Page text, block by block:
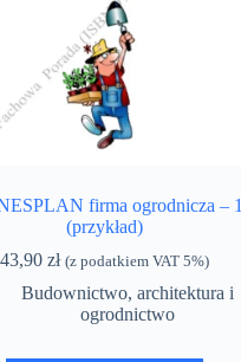
firma ogrodnicza – 1
(przykład)
43,90 zł (z podatkiem VAT 5%)
Budownictwo, architektura i
ogrodnictwo